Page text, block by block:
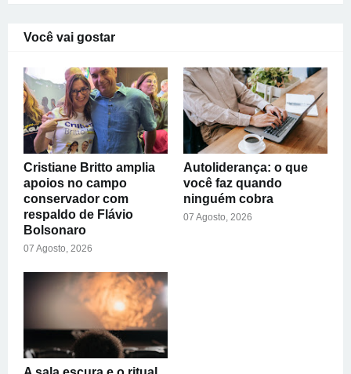
Você vai gostar
Cristiane Britto amplia
apoios no campo
conservador com
respaldo de Flávio
Bolsonaro
07 Agosto, 2026
Autoliderança: o que
você faz quando
ninguém cobra
07 Agosto, 2026